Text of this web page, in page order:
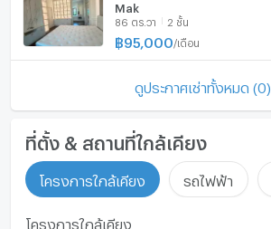
Mak
86 ตร.วา 2 ชั้น
฿95,000 /เดือน
ดูประกาศเช่าทั้งหมด (0)
ที่ตั้ง & สถานที่ใกล้เคียง
โครงการใกล้เคียง รถไฟฟ้า
โครงการใกล้เคียง